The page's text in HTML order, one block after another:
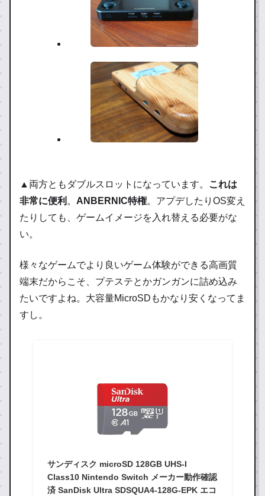
▲両方ともダブルスロットになっています。
これは
非常に便利 。 ANBERNIC特権。アプデしたりOS変え
たりしても、ゲームイメージを入れ替える必要がな
い。
様々なゲームでより良いゲーム体験ができる高画質
端末だからこそ、プテステとかガンガンに詰め込み
たいですよね。大容量MicroSDもかなり安くなってま
すし。
サンディスク microSD 128GB UHS-I
Class10 Nintendo Switch メーカー動作確認
済 SanDisk Ultra SDSQUA4-128G-EPK エコ